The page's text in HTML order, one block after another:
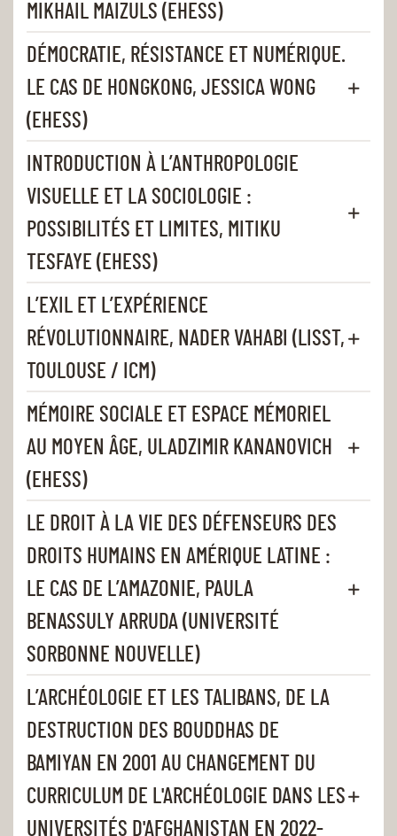
MIKHAIL MAIZULS (EHESS)
DÉMOCRATIE, RÉSISTANCE ET NUMÉRIQUE.
LE CAS DE HONGKONG, JESSICA WONG
(EHESS)
INTRODUCTION À L’ANTHROPOLOGIE
VISUELLE ET LA SOCIOLOGIE :
POSSIBILITÉS ET LIMITES, MITIKU
TESFAYE (EHESS)
L’EXIL ET L’EXPÉRIENCE
RÉVOLUTIONNAIRE, NADER VAHABI (LISST,
TOULOUSE / ICM)
MÉMOIRE SOCIALE ET ESPACE MÉMORIEL
AU MOYEN ÂGE, ULADZIMIR KANANOVICH
(EHESS)
LE DROIT À LA VIE DES DÉFENSEURS DES
DROITS HUMAINS EN AMÉRIQUE LATINE :
LE CAS DE L’AMAZONIE, PAULA
BENASSULY ARRUDA (UNIVERSITÉ
SORBONNE NOUVELLE)
L’ARCHÉOLOGIE ET LES TALIBANS, DE LA
DESTRUCTION DES BOUDDHAS DE
BAMIYAN EN 2001 AU CHANGEMENT DU
CURRICULUM DE L'ARCHÉOLOGIE DANS LES
UNIVERSITÉS D'AFGHANISTAN EN 2022-